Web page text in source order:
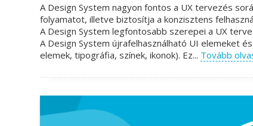
A Design System nagyon fontos a UX tervezés
folyamatot, illetve biztosítja a konzisztens
A Design System legfontosabb szerepei a UX
A Design System újrafelhasználható UI elemeket
elemek, tipográfia, színek, ikonok). Ez... Tovább